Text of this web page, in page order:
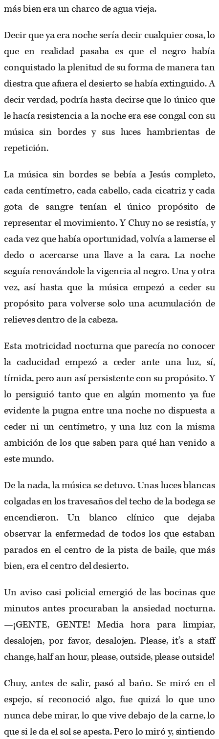
más bien era un charco de agua vieja.
Decir que ya era noche sería decir cualquier cosa, lo
que en realidad pasaba es que el negro había
conquistado la plenitud de su forma de manera tan
diestra que afuera el desierto se había extinguido. A
decir verdad, podría hasta decirse que lo único que
le hacía resistencia a la noche era ese congal con su
música sin bordes y sus luces hambrientas de
repetición.
La música sin bordes se bebía a Jesús completo,
cada centímetro, cada cabello, cada cicatriz y cada
gota de sangre tenían el único propósito de
representar el movimiento. Y Chuy no se resistía, y
cada vez que había oportunidad, volvía a lamerse el
dedo o acercarse una llave a la cara. La noche
seguía renovándole la vigencia al negro. Una y otra
vez, así hasta que la música empezó a ceder su
propósito para volverse solo una acumulación de
relieves dentro de la cabeza.
Esta motricidad nocturna que parecía no conocer
la caducidad empezó a ceder ante una luz, sí,
tímida, pero aun así persistente con su propósito. Y
lo persiguió tanto que en algún momento ya fue
evidente la pugna entre una noche no dispuesta a
ceder ni un centímetro, y una luz con la misma
ambición de los que saben para qué han venido a
este mundo.
De la nada, la música se detuvo. Unas luces blancas
colgadas en los travesaños del techo de la bodega se
encendieron. Un blanco clínico que dejaba
observar la enfermedad de todos los que estaban
parados en el centro de la pista de baile, que más
bien, era el centro del desierto.
Un aviso casi policial emergió de las bocinas que
minutos antes procuraban la ansiedad nocturna.
—¡GENTE, GENTE! Media hora para limpiar,
desalojen, por favor, desalojen. Please, it’s a staff
change, half an hour, please, outside, please outside!
Chuy, antes de salir, pasó al baño. Se miró en el
espejo, sí reconoció algo, fue quizá lo que uno
nunca debe mirar, lo que vive debajo de la carne, lo
que si le da el sol se apesta. Pero lo miró y, sintiendo